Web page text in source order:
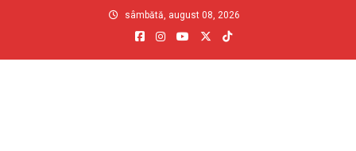
sâmbătă, august 08, 2026